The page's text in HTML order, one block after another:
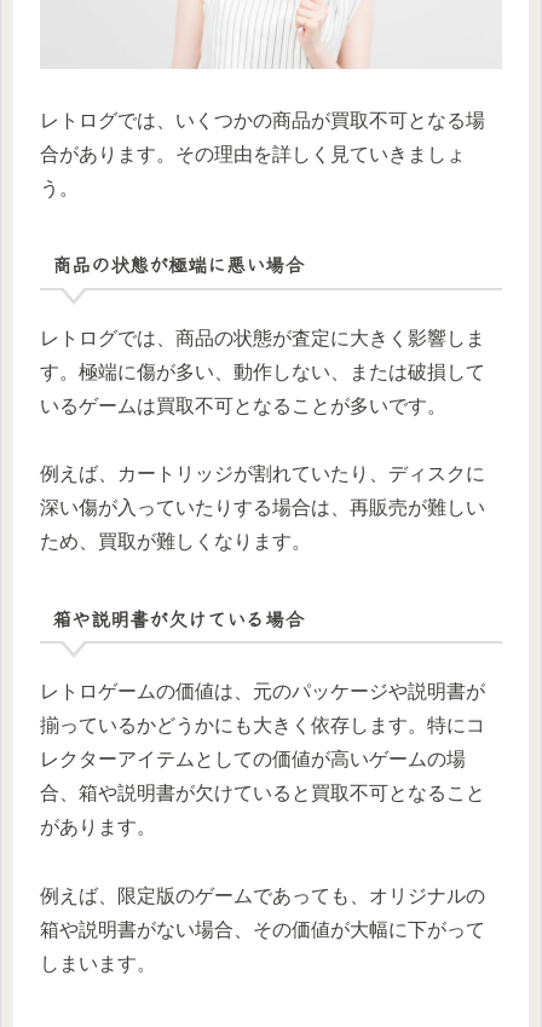
レトログでは、いくつかの商品が買取不可となる場
合があります。その理由を詳しく見ていきましょ
う。
商品の状態が極端に悪い場合
レトログでは、商品の状態が査定に大きく影響しま
す。極端に傷が多い、動作しない、または破損して
いるゲームは買取不可となることが多いです。
例えば、カートリッジが割れていたり、ディスクに
深い傷が入っていたりする場合は、再販売が難しい
ため、買取が難しくなります。
箱や説明書が欠けている場合
レトロゲームの価値は、元のパッケージや説明書が
揃っているかどうかにも大きく依存します。特にコ
レクターアイテムとしての価値が高いゲームの場
合、箱や説明書が欠けていると買取不可となること
があります。
例えば、限定版のゲームであっても、オリジナルの
箱や説明書がない場合、その価値が大幅に下がって
しまいます。